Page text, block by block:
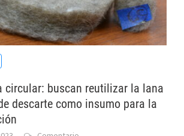
circular: buscan reutilizar la lana
descarte como insumo para la